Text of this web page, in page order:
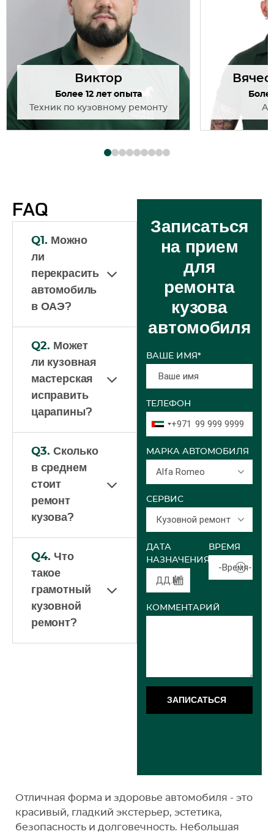
Виктор
Более 12 лет опыта
Техник по кузовному ремонту
FAQ
Q1. Можно
ли
перекрасить
автомобиль
в ОАЭ?
Q2. Может
ли кузовная
мастерская
исправить
царапины?
Q3. Сколько
в среднем
стоит
ремонт
кузова?
Q4. Что
такое
грамотный
кузовной
ремонт?
Записаться
на прием
для
ремонта
кузова
автомобиля
ВАШЕ ИМЯ*
ТЕЛЕФОН
+971
МАРКА АВТОМОБИЛЯ
Alfa Romeo
СЕРВИС
Кузовной ремонт
ДАТА
НАЗНАЧЕНИЯ
ВРЕМЯ
-Время-
КОММЕНТАРИЙ
ЗАПИСАТЬСЯ
Отличная форма и здоровье автомобиля - это
красивый, гладкий экстерьер, эстетика,
безопасность и долговечность. Небольшая